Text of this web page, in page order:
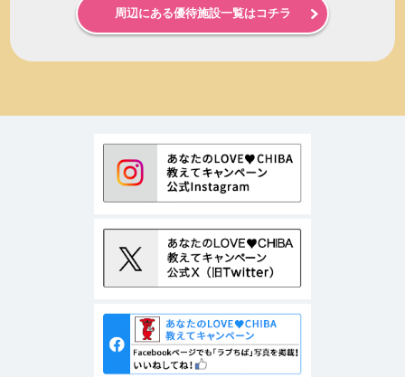
周辺にある優待施設一覧はコチラ